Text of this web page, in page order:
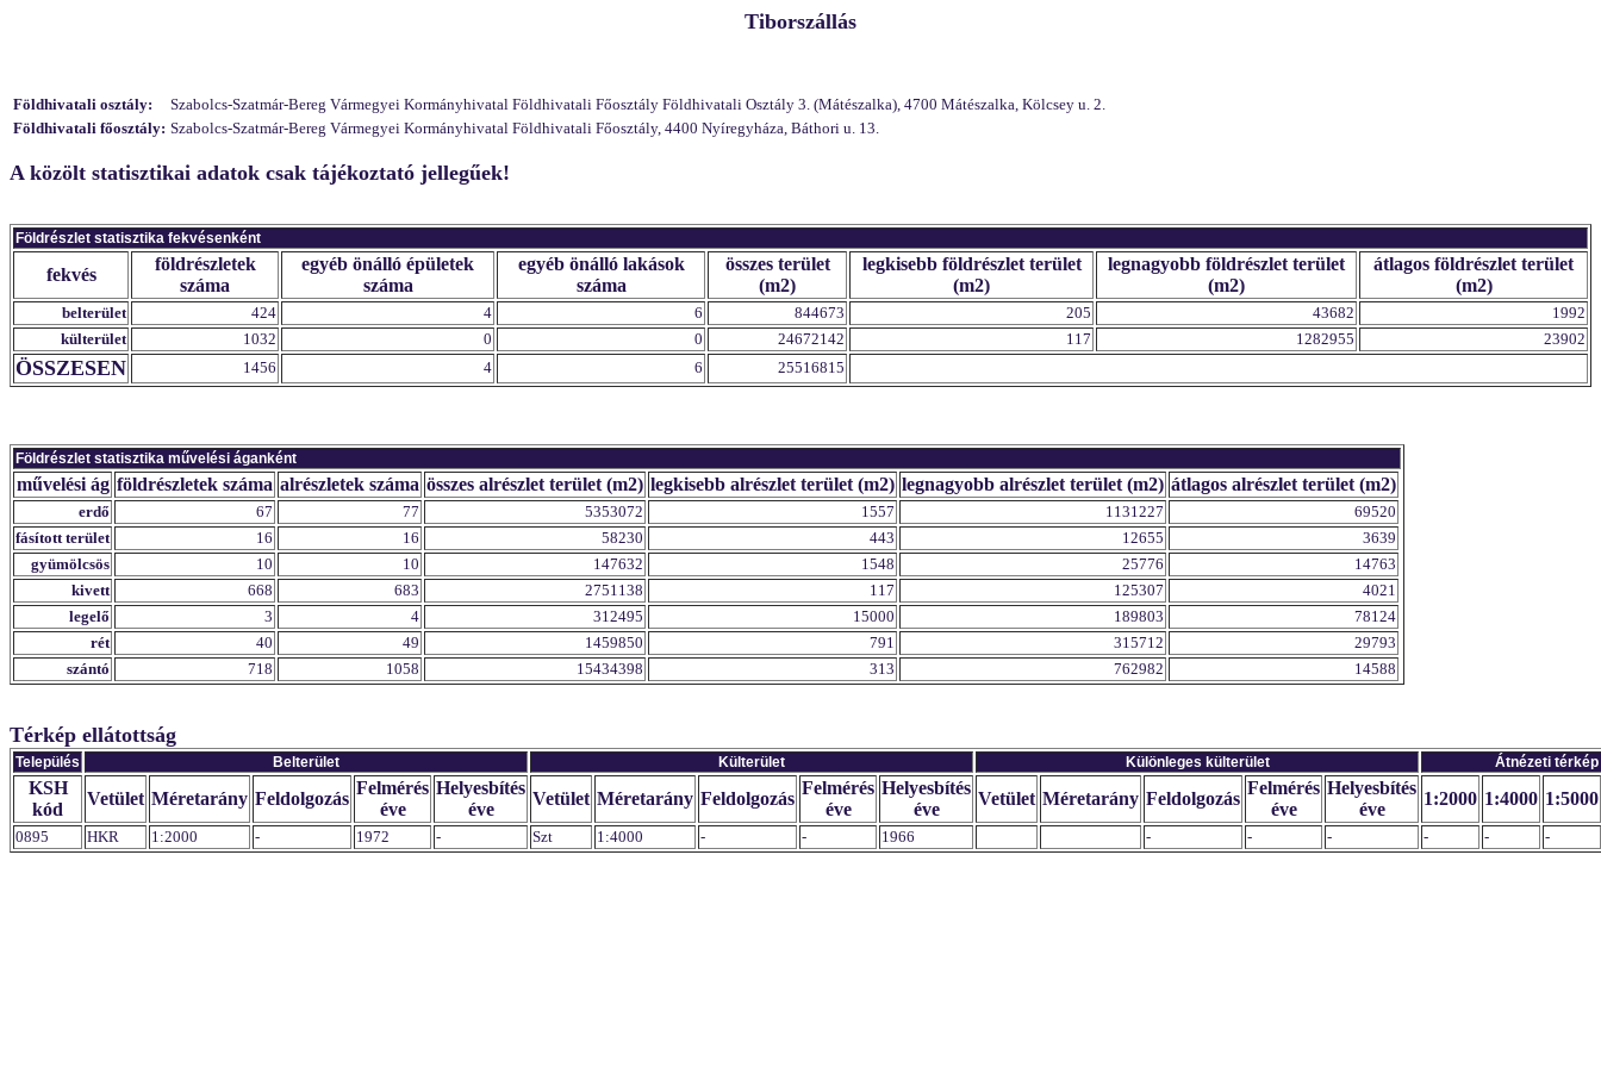
Tiborszállás
Földhivatali osztály:
Szabolcs-Szatmár-Bereg Vármegyei Kormányhivatal Földhivatali Főosztály Földhivatali Osztály 3. (Mátészalka), 4700 Mátészalka, Kölcsey u. 2.
Földhivatali főosztály: Szabolcs-Szatmár-Bereg Vármegyei Kormányhivatal Földhivatali Főosztály, 4400 Nyíregyháza, Báthori u. 13.
A közölt statisztikai adatok csak tájékoztató jellegűek!
Földrészlet statisztika fekvésenként
fekvés
földrészletek
száma
egyéb önálló épületek
száma
egyéb önálló lakások
száma
összes terület
(m2)
legkisebb földrészlet terület
(m2)
legnagyobb földrészlet terület
(m2)
átlagos földrészlet terület
(m2)
belterület 424 4 6 844673 205 43682
1992
külterület
1032 0 0 24672142 117 1282955 23902
ÖSSZESEN 1456 4 6 25516815
Földrészlet statisztika művelési áganként
művelési ág földrészletek száma alrészletek száma összes alrészlet terület (m2) legkisebb alrészlet terület (m2) legnagyobb alrészlet terület (m2) átlagos alrészlet terület (m2)
erdő 67 77 5353072 1557 1131227
69520
fásított terület
16 16 58230 443 12655
3639
gyümölcsös
10 10 147632 1548 25776
14763
kivett
668 683 2751138 117 125307
4021
legelő
3 4 312495 15000 189803
78124
rét
40 49 1459850 791 315712
29793
szántó
718 1058 15434398 313 762982 14588
Térkép ellátottság
Település Belterület Külterület Különleges külterület Átnézeti térkép
KSH
kód
Vetület Méretarány Feldolgozás
Felmérés
éve
Helyesbítés
éve
Vetület Méretarány Feldolgozás
Felmérés
éve
Helyesbítés
éve
Vetület Méretarány Feldolgozás
Felmérés
éve
Helyesbítés
éve
1:2000 1:4000 1:5000
0895 HKR 1:2000 - 1972 - Szt 1:4000 - - 1966 - - - - - -